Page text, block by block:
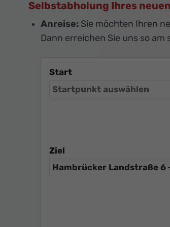
Selbstabholung Ihres
Anreise: Sie möchten Ihren
Dann erreichen Sie uns so am
Start
Ziel